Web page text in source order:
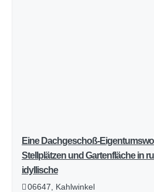
Eine Dachgeschoß-
Stellplätzen und Gartenfläche in
idyllische
06647, Kahlwinkel